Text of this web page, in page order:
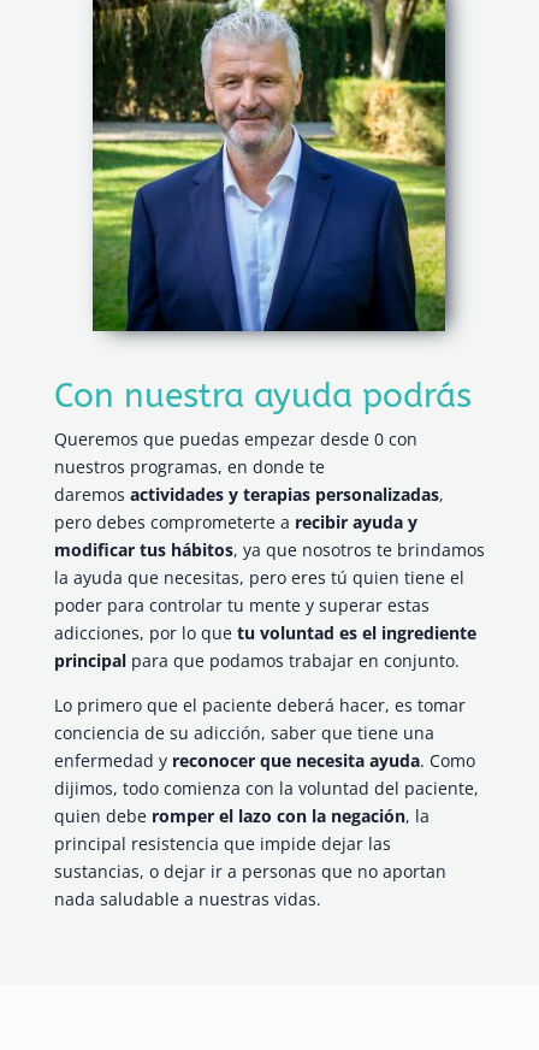
Con nuestra ayuda podrás
Queremos que puedas empezar desde 0 con
nuestros programas, en donde te
daremos actividades y terapias personalizadas,
pero debes comprometerte a recibir ayuda y
modificar tus hábitos, ya que nosotros te brindamos
la ayuda que necesitas, pero eres tú quien tiene el
poder para controlar tu mente y superar estas
adicciones, por lo que tu voluntad es el ingrediente
principalpara que podamos trabajar en conjunto.
Lo primero que el paciente deberá hacer, es tomar
conciencia de su adicción, saber que tiene una
enfermedad y reconocer que necesita ayuda. Como
dijimos, todo comienza con la voluntad del paciente,
quien debe romper el lazo con la negación, la
principal resistencia que impide dejar las
sustancias, o dejar ir a personas que no aportan
nada saludable a nuestras vidas.